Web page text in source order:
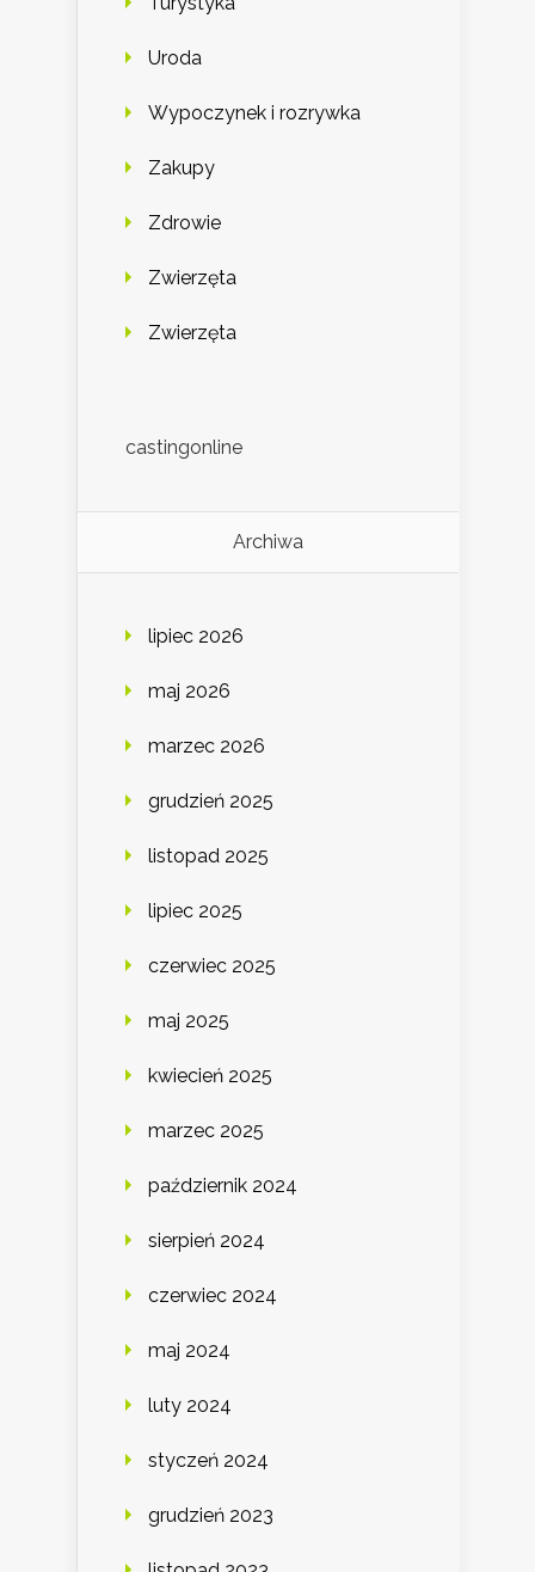
Uroda
Wypoczynek i rozrywka
Zakupy
Zdrowie
Zwierzęta
Zwierzęta
castingonline
Archiwa
lipiec 2026
maj 2026
marzec 2026
grudzień 2025
listopad 2025
lipiec 2025
czerwiec 2025
maj 2025
kwiecień 2025
marzec 2025
październik 2024
sierpień 2024
czerwiec 2024
maj 2024
luty 2024
styczeń 2024
grudzień 2023